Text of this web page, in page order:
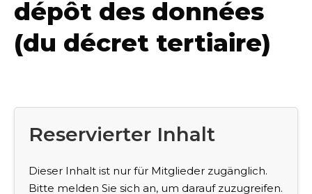
dépôt des données
(du décret tertiaire)
Reservierter Inhalt
Dieser Inhalt ist nur für Mitglieder zugänglich.
Bitte melden Sie sich an, um darauf zuzugreifen.